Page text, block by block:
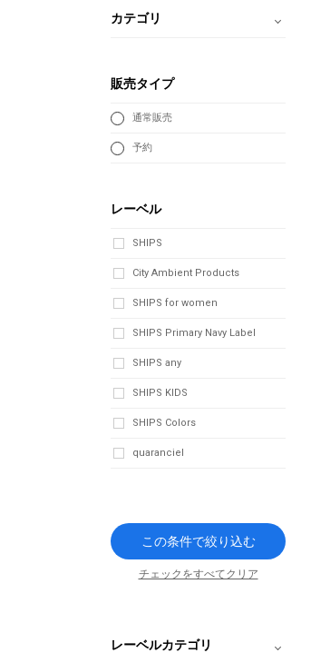
カテゴリ
販売タイプ
通常販売
予約
レーベル
SHIPS
City Ambient Products
SHIPS for women
SHIPS Primary Navy Label
SHIPS any
SHIPS KIDS
SHIPS Colors
quaranciel
この条件で絞り込む
チェックをすべてクリア
レーベルカテゴリ